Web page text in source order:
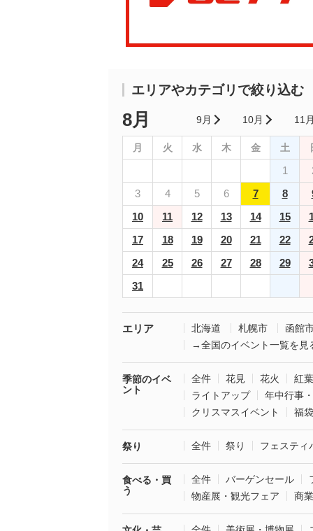
エリアやカテゴリで絞り込む
8月 9月 10月 11
月 火 水 木 金 土
1
3
4 5 6 7 8
10
11 12 13 14 15
17
18 19 20 21 22
24
25 26 27 28 29
31
エリア 北海道 札幌市
函館
→全国のイベント一覧を見
季節のイベ
ント
全件 花見 花火
紅葉
ライトアップ
年中行事
クリスマスイベント
福
祭り 全件 祭り フェスティ
食べる・買
う
全件 バーゲンセール
物産展・観光フェア
商